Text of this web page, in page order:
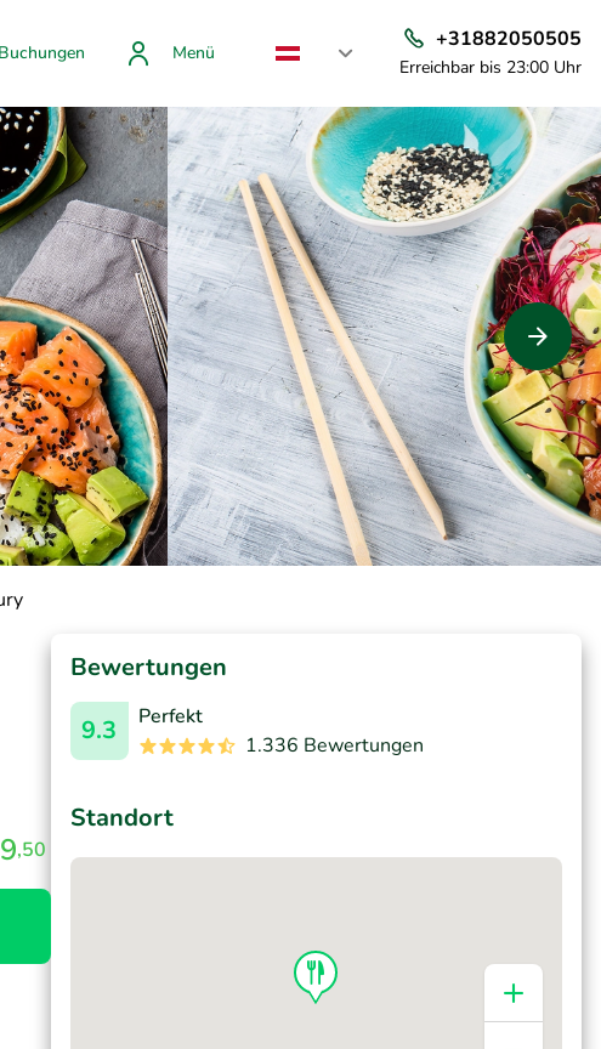
Buchungen Menü
+31882050505
Erreichbar bis 23:00 Uhr
,50
Bewertungen
9.3
Perfekt
1.336 Bewertungen
Standort